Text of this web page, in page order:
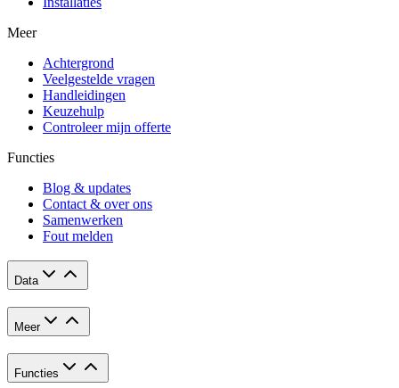
Meer
Achtergrond
Veelgestelde vragen
Handleidingen
Keuzehulp
Controleer mijn offerte
Functies
Blog & updates
Contact & over ons
Samenwerken
Fout melden
Data
Meer
Functies